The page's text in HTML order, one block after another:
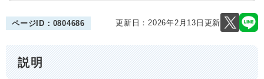
ページID：0804686 更新日：2026年2月13日更新
説明